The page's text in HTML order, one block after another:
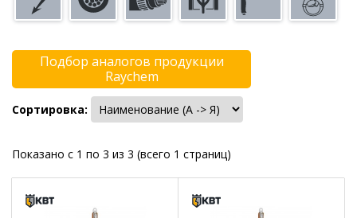
Подбор аналогов продукции
Raychem
Сортировка:
Показано с 1 по 3 из 3 (всего 1 страниц)